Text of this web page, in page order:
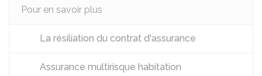
Pour en savoir plus
La résiliation du contrat d'assurance
Assurance multirisque habitation